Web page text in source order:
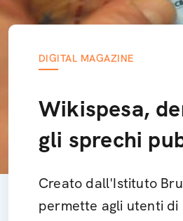
DIGITAL MAGAZINE
Wikispesa,
gli sprechi
Creato dall'Istituto
permette agli utenti di